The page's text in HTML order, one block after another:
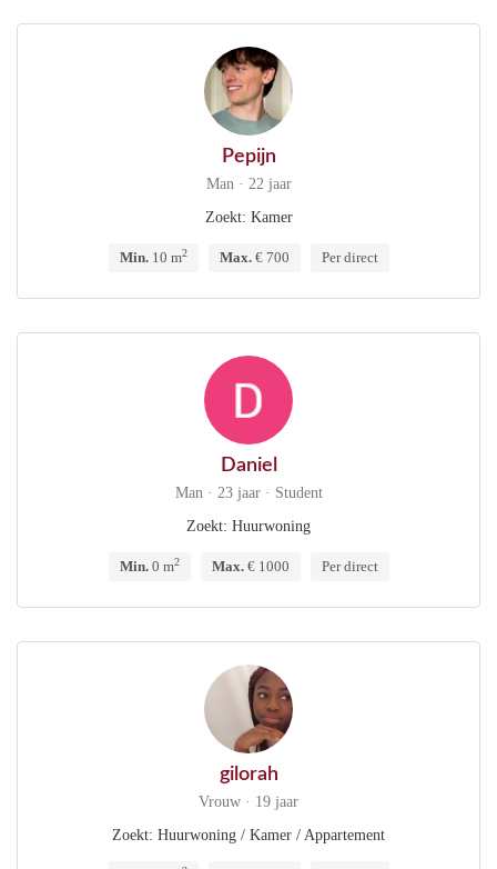
Pepijn
Man · 22 jaar
Zoekt: Kamer
Min.10 m2 Max.€ 700 Per direct
Daniel
Man · 23 jaar · Student
Zoekt: Huurwoning
Min.0 m2 Max.€ 1000 Per direct
gilorah
Vrouw · 19 jaar
Zoekt: Huurwoning / Kamer / Appartement